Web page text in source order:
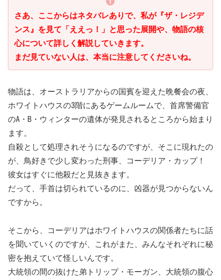
さあ、ここからはネタバレありで、私が『ザ・レジデ
ンス』を見て「ええっ！」と思った展開や、物語の核
心について詳しく解説していきます。
まだ見ていない人は、本当に注意してくださいね。
物語は、オーストラリアからの国賓を迎えた晩餐会の夜、
ホワイトハウスの3階にあるゲームルームで、首席警備官
のA・B・ウィンターの遺体が発見されるところから始まり
ます。
自殺として処理されそうになるのですが、そこに現れたの
が、鳥好きで少し変わった刑事、コーデリア・カップ！
彼女はすぐに他殺だと見抜きます。
だって、手首は切られているのに、凶器が見つからないん
ですから。
そこから、コーデリアはホワイトハウスの関係者たちに話
を聞いていくのですが、これがまた、みんなそれぞれに秘
密を抱えていて怪しいんです。
大統領の間の抜けた弟トリップ・モーガン、大統領の腹心